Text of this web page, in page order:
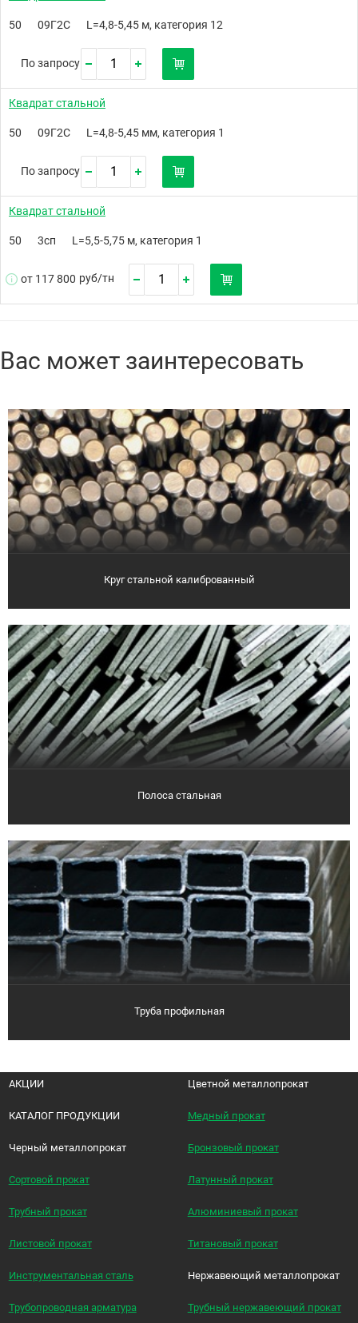
50 09Г2С L=4,8-5,45 м, категория 12
По запросу
Квадрат стальной
50 09Г2С L=4,8-5,45 мм, категория 1
По запросу
Квадрат стальной
50 3сп L=5,5-5,75 м, категория 1
от 117 800 руб/тн
Вас может заинтересовать
Круг стальной калиброванный
Полоса стальная
Труба профильная
АКЦИИ
КАТАЛОГ ПРОДУКЦИИ
Черный металлопрокат
Сортовой прокат
Трубный прокат
Листовой прокат
Инструментальная сталь
Трубопроводная арматура
Цветной металлопрокат
Медный прокат
Бронзовый прокат
Латунный прокат
Алюминиевый прокат
Титановый прокат
Нержавеющий металлопрокат
Трубный нержавеющий прокат